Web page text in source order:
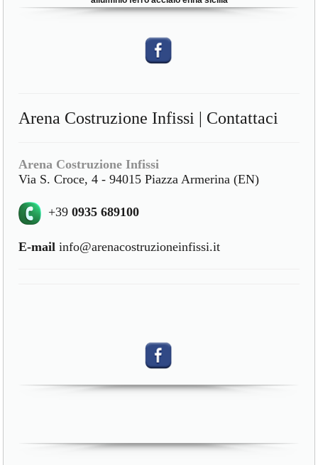
Arena Costruzione Infissi | Contattaci
Arena Costruzione Infissi
Via S. Croce, 4 - 94015 Piazza Armerina (EN)
+390935 689100
E-mail info@arenacostruzioneinfissi.it